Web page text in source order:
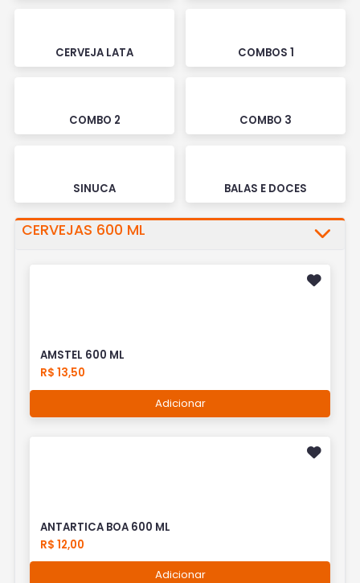
CERVEJA LATA COMBOS 1
COMBO 2 COMBO 3
SINUCA BALAS E DOCES
CERVEJAS 600 ML
AMSTEL 600 ML
R$ 13,50
Adicionar
ANTARTICA BOA 600 ML
R$ 12,00
Adicionar